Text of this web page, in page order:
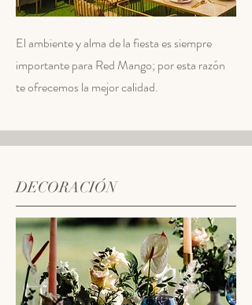
El ambiente y alma de la fiesta es siempre
importante para Red Mango; por esta razón
te ofrecemos la mejor calidad.
DECORACIÓN